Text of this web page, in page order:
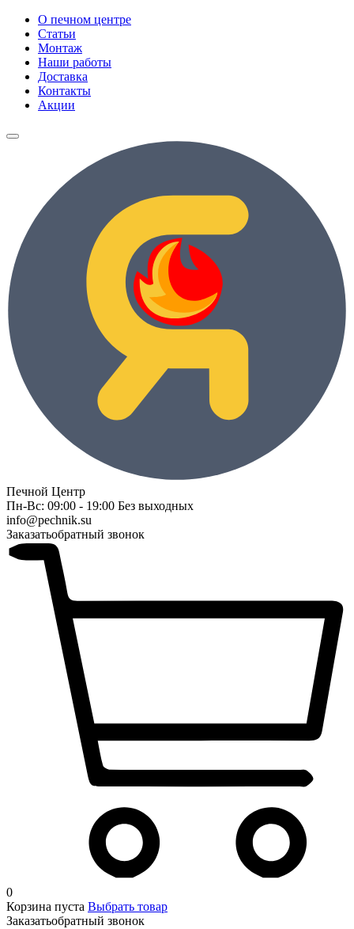
О печном центре
Статьи
Монтаж
Наши работы
Доставка
Контакты
Акции
Печной Центр
Пн-Вс: 09:00 - 19:00 Без выходных
info@pechnik.su
Заказатьобратный звонок
0
Корзина пуста Выбрать товар
Заказатьобратный звонок